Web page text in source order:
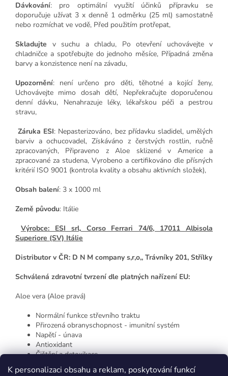
K personalizaci obsahu a reklam, poskytování funkcí
Dávkování: pro optimální využití účinků přípravku se
doporučuje užívat 3 x denně 1 odměrku (25 ml) samostatně
nebo rozmíchat ve vodě, Před použitím protřepat,
Skladujte v suchu a chladu, Po otevření uchovávejte v
chladničce a spotřebujte do jednoho měsíce, Případná změna
barvy a konzistence není na závadu,
Upozornění: není určeno pro děti, těhotné a kojící ženy,
Uchovávejte mimo dosah dětí, Nepřekračujte doporučenou
denní dávku, Nenahrazuje léky, lékařskou péči a pestrou
stravu,
Záruka ESI: Nepasterizováno, bez přídavku sladidel, umělých
barviv a ochucovadel, Získáváno z čerstvých rostlin, ručně
zpracovaných, Připraveno z Aloe sklizené v Americe a
zpracované za studena, Vyrobeno a certifikováno dle přísných
kritérií ISO 9001 (kontrola kvality a obsahu aktivních složek),
Obsah balení: 3 x 1000 ml
Země původu: Itálie
Výrobce: ESI srl, Corso Ferrari 74/6, 17011 Albisola
Superiore (SV) Itálie
Distributor v ČR: D N M company s,r,o,, Trávníky 201, Střílky
Schválená zdravotní tvrzení dle platných nařízení EU:
Aloe vera (Aloe pravá)
Normální funkce střevního traktu
Přirozená obranyschopnost - imunitní systém
Napětí - únava
Antioxidant
Čištění a detoxikace